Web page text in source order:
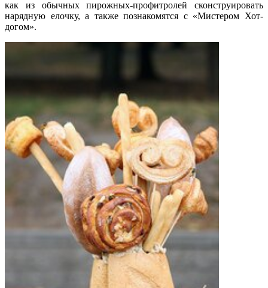
как из обычных пирожных-профитролей сконструировать
нарядную елочку, а также познакомятся с «Мистером Хот-
догом».